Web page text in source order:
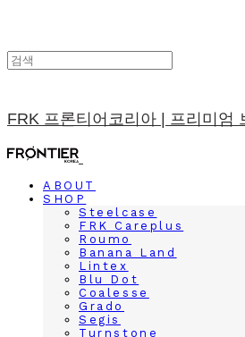
FRK 프론티어코리아 | 프리미엄
ABOUT
SHOP
Steelcase
FRK Careplus
Roumo
Banana Land
Lintex
Blu Dot
Coalesse
Grado
Segis
Turnstone